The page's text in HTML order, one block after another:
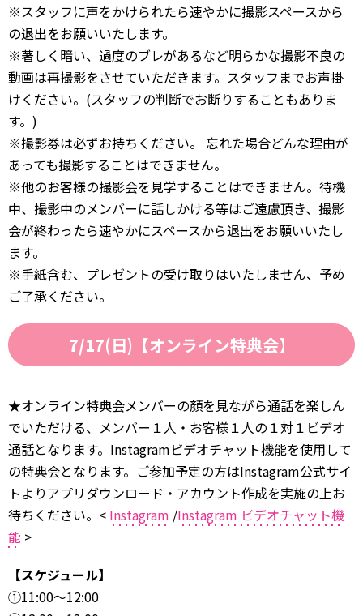
※スタッフに声をかけられたら速やかに撮影スペースから
の退出をお願いいたします。
※著しく暗い、過度のブレがあるなど明らかな撮影不良の
動画は再撮影をさせていただきます。スタッフまでお声掛
けください。(スタッフの判断でお断りすることもありま
す。)
※撮影券は必ずお持ちください。 忘れた場合どんな理由が
あっても撮影することはできません。
※他のお客様の撮影会を見学することはできません。待機
中、撮影中のメンバーに話しかける等はご遠慮頂き、撮影
会が終わったら速やかにスペースから退出をお願いいたし
ます。
※手紙含む、プレゼントの受け取りはいたしません、予め
ご了承ください。
7/17(日)【オンライン特典会】
★オンライン特典会メンバーの顏を見ながら通話を楽しん
でいただける、メンバー１人・お客様１人の１対１ビデオ
通話となります。Instagramビデオチャット機能を使用して
の特典会となります。ご参加予定の方はInstagram公式サイ
トよりアプリダウンロード・アカウント作成を実施の上お
待ちください。< Instagram /Instagram ビデオチャット機
能 >
【スケジュール】
①11:00～12:00